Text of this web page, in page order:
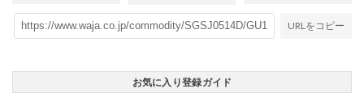
URLをコピー
お気に入り登録ガイド